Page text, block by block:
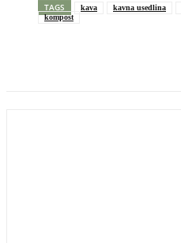
TAGS kava kavna usedlina
kompost